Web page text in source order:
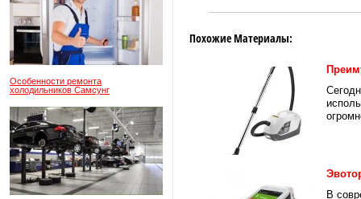
Особенности ремонта
холодильников Самсунг
Похожие Материалы:
В